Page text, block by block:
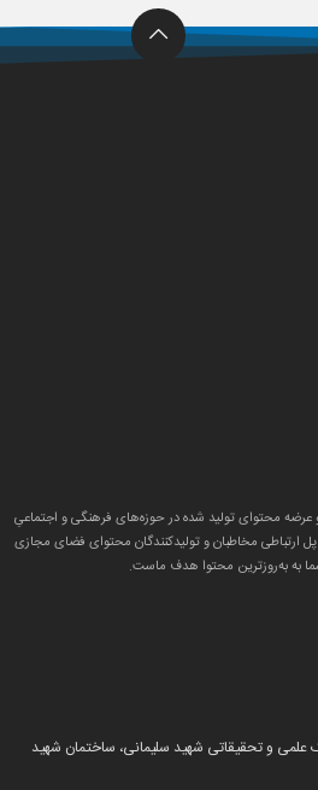
عرضه محتوای تولید شده در حوزه‌های فرهنگی و اجتماعیِ
ارتباطی مخاطبان و تولید‌کنندگان محتوای فضای مجازی
به به‌روزترین محتوا هدف ماست.
علمی و تحقیقاتی شهید سلیمانی، ساختمان شهید